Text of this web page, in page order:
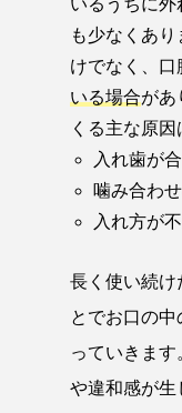
いるうちに
も少なくあ
けでなく、
いる場合があ
くる主な原因
入れ歯が
噛み合わ
入れ方が
長く使い続け
とでお口の
っていきま
や違和感が生